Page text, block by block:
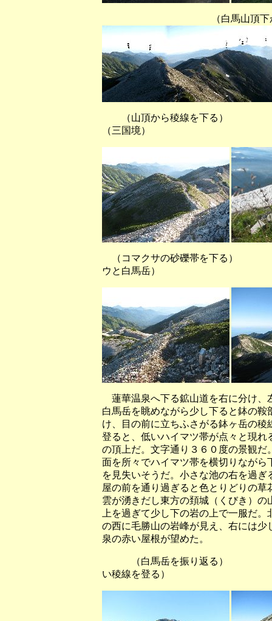
（白馬山頂下から逆光に
（山頂から稜線を下る
（三国境）
（コマクサの砂礫帯を下る）
ウと白馬岳）
蓮華温泉へ下る鉱山道を右に分け、
白馬岳を眺めながら少し下ると鉢の
け、目の前に立ちふさがる鉢ヶ岳の
登ると、低いハイマツ帯が点々と現
の頂上だ。文字通り３６０度の景観
面を所々でハイマツ帯を横切りなが
を見失いそうだ。小さな池の右を過
屋の前を通り過ぎると色とりどりの
雲が湧きだし東方の頚城（くびき）
上を過ぎて少し下の岩の上で一服だ
の西に毛勝山の岩峰が見え、右には
泉の赤い屋根が望めた。
（白馬岳を振り返る） （
い稜線を登る）